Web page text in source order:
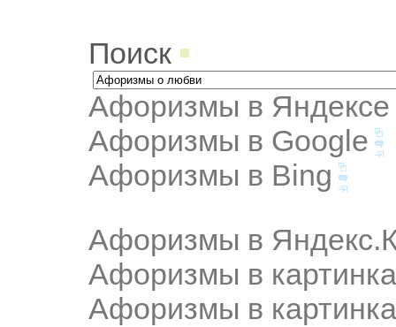
Поиск
Афоризмы в Яндексе
Афоризмы в Google
Афоризмы в Bing
Афоризмы в
Афоризмы в
Афоризмы в